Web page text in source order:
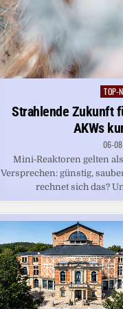
in
TOP-
Strahlende Zukunft
AKWs
06-
Mini‑Reaktoren gelten
Versprechen: günstig,
rechnet sich das?